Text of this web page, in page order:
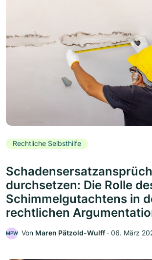
Rechtliche Selbsthilfe
durchsetzen: Die Rolle
Schimmelgutachtens in
rechtlichen
MPW Von Maren Pätzold-Wulff ‧ 06. März